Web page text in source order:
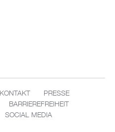
KONTAKT
PRESSE
BARRIEREFREIHEIT
SOCIAL MEDIA